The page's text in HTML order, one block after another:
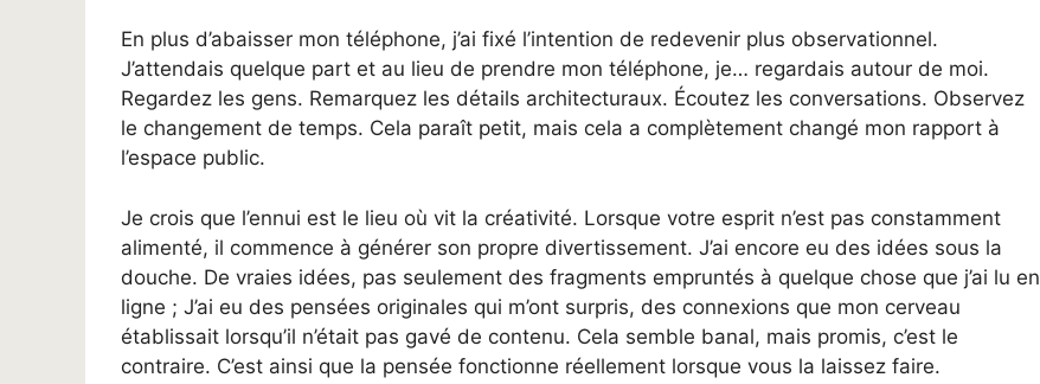
En plus d’abaisser mon téléphone, j’ai fixé l’intention de redevenir plus observationnel.
J’attendais quelque part et au lieu de prendre mon téléphone, je… regardais autour de moi.
Regardez les gens. Remarquez les détails architecturaux. Écoutez les conversations. Observez
le changement de temps. Cela paraît petit, mais cela a complètement changé mon rapport à
l’espace public.
Je crois que l’ennui est le lieu où vit la créativité. Lorsque votre esprit n’est pas constamment
alimenté, il commence à générer son propre divertissement. J’ai encore eu des idées sous la
douche. De vraies idées, pas seulement des fragments empruntés à quelque chose que j’ai lu en
ligne ; J’ai eu des pensées originales qui m’ont surpris, des connexions que mon cerveau
établissait lorsqu’il n’était pas gavé de contenu. Cela semble banal, mais promis, c’est le
contraire. C’est ainsi que la pensée fonctionne réellement lorsque vous la laissez faire.